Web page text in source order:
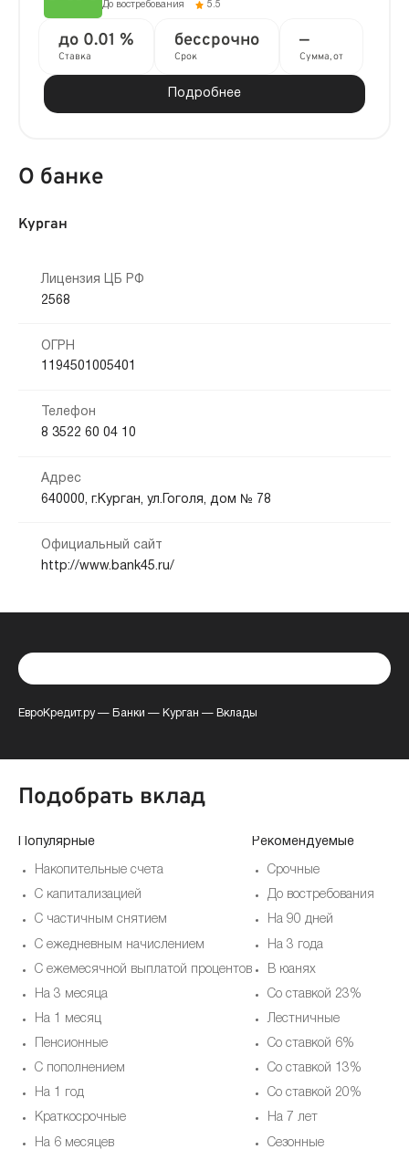
До востребования 5.5
до 0.01 %
Ставка
бессрочно
Срок
—
Сумма, от
Подробнее
О банке
Курган
Лицензия ЦБ РФ
2568
ОГРН
1194501005401
Телефон
8 3522 60 04 10
Адрес
640000, г.Курган, ул.Гоголя, дом № 78
Официальный сайт
http://www.bank45.ru/
ЕвроКредит.ру— Банки — Курган — Вклады
Подобрать вклад
Популярные
Накопительные счета
С капитализацией
С частичным снятием
С ежедневным начислением
С ежемесячной выплатой процентов
На 3 месяца
На 1 месяц
Пенсионные
С пополнением
На 1 год
Краткосрочные
На 6 месяцев
Рекомендуемые
Срочные
До востребования
На 90 дней
На 3 года
В юанях
Со ставкой 23%
Лестничные
Со ставкой 6%
Со ставкой 13%
Со ставкой 20%
На 7 лет
Cезонные